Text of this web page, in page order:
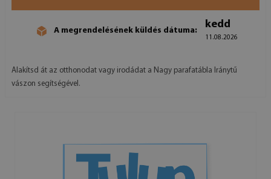
A megrendelésének küldés dátuma:
kedd
11.08.2026
Alakítsd át az otthonodat vagy irodádat a Nagy parafatábla Iránytű
vászon segítségével.